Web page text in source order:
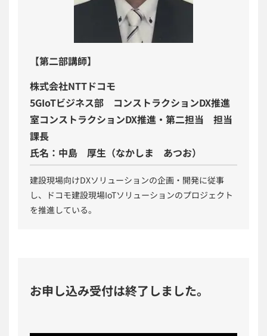
【第二部講師】
株式会社NTTドコモ
5GIoTビジネス部 コンストラクションDX推進
室コンストラクションDX推進・第二担当 担当
課長
氏名：中島 厚生（なかしま あつお）
建設現場向けDXソリューションの企画・開発に従事
し、ドコモ建設現場IoTソリューションのプロジェクト
を推進している。
お申し込み受付は終了しました。